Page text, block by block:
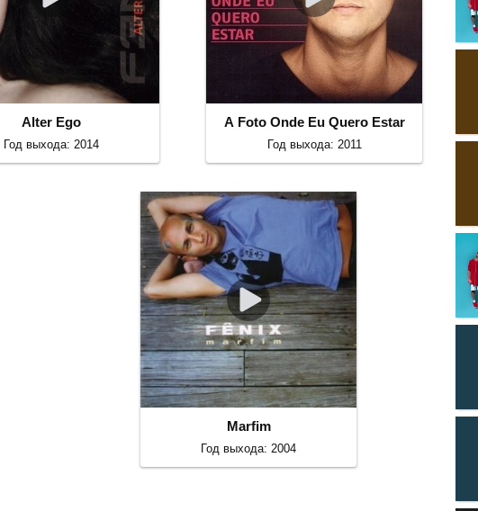
Alter Ego
Год выхода: 2014
A Foto Onde Eu Quero Estar
Год выхода: 2011
Marfim
Год выхода: 2004